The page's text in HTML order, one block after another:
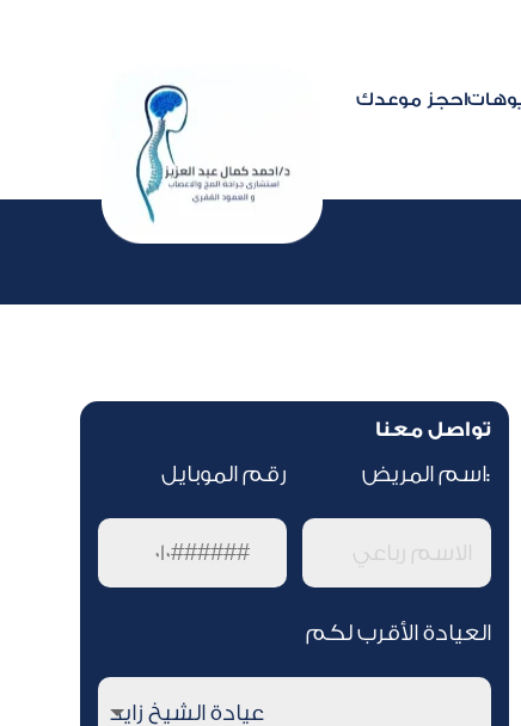
احجز موعدك
تواصل معنا
اسم المريض: رقم الموبايل
العيادة الأقرب لكم